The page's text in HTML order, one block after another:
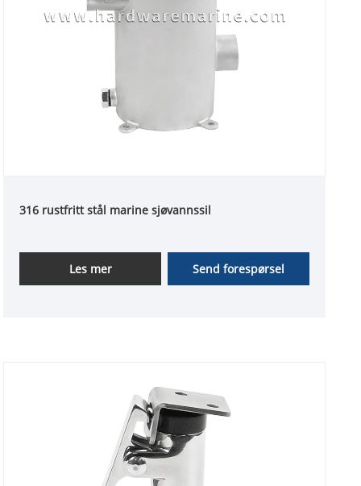
316 rustfritt stål marine sjøvannssil
Les mer Send forespørsel